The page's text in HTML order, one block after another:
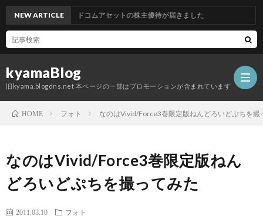
kyamaBlog
旧kyama.blogdns.net 本ページの一部はプロモーションが含まれています
NEW ARTICLEグッドコムアセットの株主優待が届きました
HOME フォト なのはVivid/Force3巻限定版ねんどろいどぷちを撮
なのはVivid/Force3巻限定版ねん
どろいどぷちを撮ってみた
2011.03.10 フォト